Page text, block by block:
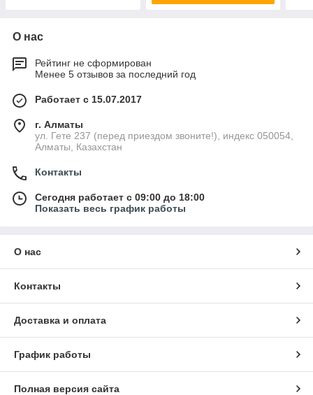
О нас
Рейтинг не сформирован
Менее 5 отзывов за последний год
Работает с 15.07.2017
г. Алматы
ул. Гете 237 (перед приездом звоните!), индекс 050054,
Алматы, Казахстан
Контакты
Сегодня работает с 09:00 до 18:00
Показать весь график работы
О нас
Контакты
Доставка и оплата
График работы
Полная версия сайта